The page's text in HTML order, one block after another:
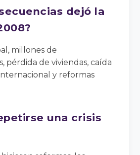
dejó la
millones de
pérdida de viviendas, caída
y reformas
una crisis